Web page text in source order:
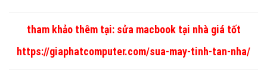
tham khảo thêm tại: sửa macbook tại nhà giá tốt
https://giaphatcomputer.com/sua-may-tinh-tan-nha/